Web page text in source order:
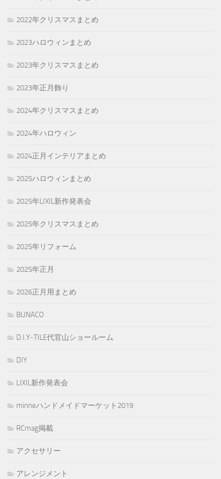
2022年クリスマスまとめ
2023ハロウィンまとめ
2023年クリスマスまとめ
2023年正月飾り
2024年クリスマスまとめ
2024年ハロウィン
2024正月インテリアまとめ
2025ハロウィンまとめ
2025年LIXIL新作発表会
2025年クリスマスまとめ
2025年リフォーム
2025年正月
2026正月用まとめ
BUNACO
D.I.Y-TILE代官山ショールーム
DIY
LIXIL新作発表会
minneハンドメイドマーケット2019
RCmag掲載
アクセサリー
アレンジメント